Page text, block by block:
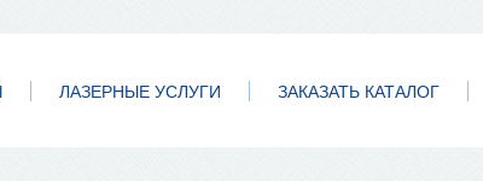
ЛАЗЕРНЫЕ УСЛУГИ ЗАКАЗАТЬ КАТАЛОГ